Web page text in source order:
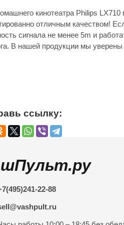
кинотеатра Philips
отличным качеством!
сигнала не менее 5m и
В нашей продукции мы
ссылку:
22-88